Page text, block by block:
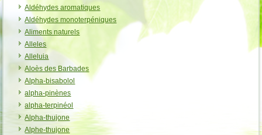
Aldéhydes aromatiques
Aldéhydes monoterpéniques
Aliments naturels
Alleles
Alleluia
Aloès des Barbades
Alpha-bisabolol
alpha-pinènes
alpha-terpinéol
Alpha-thujone
Alphe-thujone